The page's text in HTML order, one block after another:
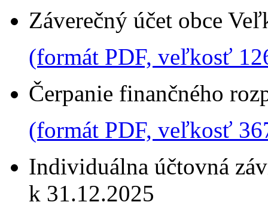
Záverečný účet obce
(formát PDF, veľkosť
Čerpanie finančného
(formát PDF, veľkosť
Individuálna účtovná
k 31.12.2025